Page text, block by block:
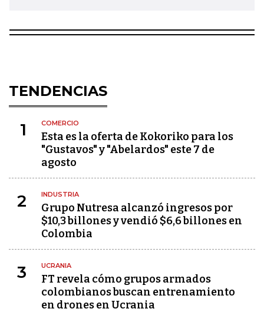
TENDENCIAS
1 COMERCIO
Esta es la oferta de Kokoriko para los
"Gustavos" y "Abelardos" este 7 de
agosto
2 INDUSTRIA
Grupo Nutresa alcanzó ingresos por
$10,3 billones y vendió $6,6 billones en
Colombia
3 UCRANIA
FT revela cómo grupos armados
colombianos buscan entrenamiento
en drones en Ucrania